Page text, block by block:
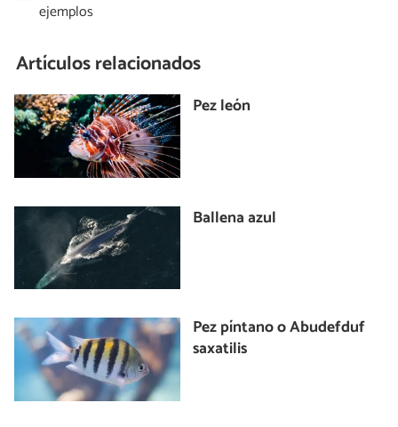
ejemplos
Artículos relacionados
Pez león
Ballena azul
Pez píntano o Abudefduf
saxatilis